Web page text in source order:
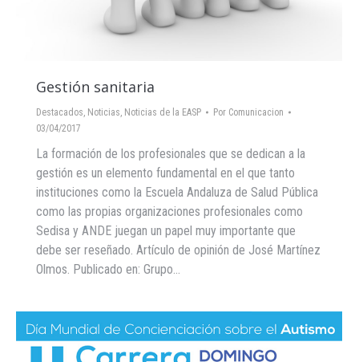
Gestión sanitaria
Destacados, Noticias, Noticias de la EASP Por Comunicacion
03/04/2017
La formación de los profesionales que se dedican a la
gestión es un elemento fundamental en el que tanto
instituciones como la Escuela Andaluza de Salud Pública
como las propias organizaciones profesionales como
Sedisa y ANDE juegan un papel muy importante que
debe ser reseñado. Artículo de opinión de José Martínez
Olmos. Publicado en: Grupo…